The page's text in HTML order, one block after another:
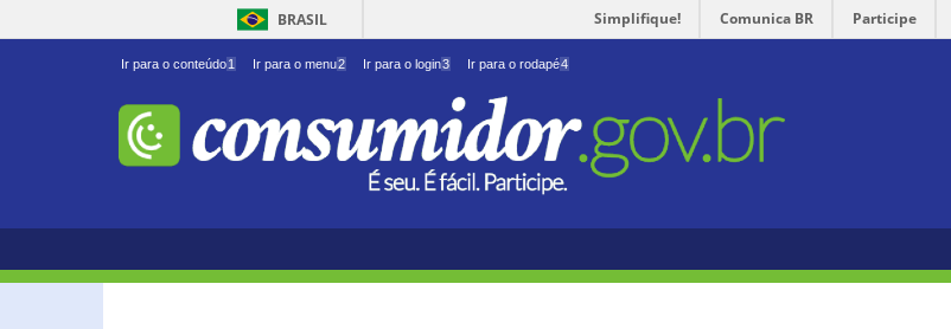
BRASIL Simplifique! Comunica BR Participe
Ir para o conteúdo1 Ir para o menu2 Ir para o login3 Ir para o rodapé4